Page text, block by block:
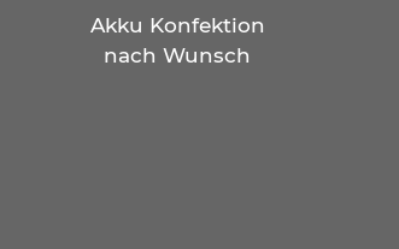
Akku Konfektion
nach Wunsch